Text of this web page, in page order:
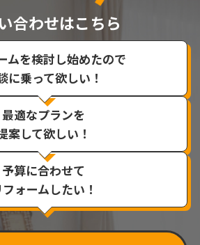
合わせはこちら
ムを検討し始めたので
に乗って欲しい！
最適なプランを
案して欲しい！
予算に合わせて
フォームしたい！